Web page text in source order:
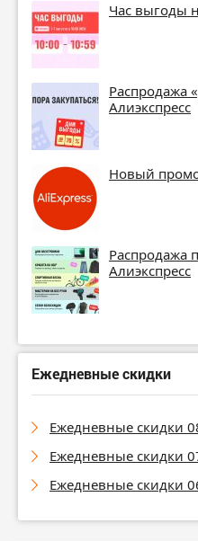
Час выгоды
Распродажа
Алиэкспресс
Новый
Распродажа
Алиэкспресс
Ежедневные скидки
Ежедневные скидки
Ежедневные скидки
Ежедневные скидки